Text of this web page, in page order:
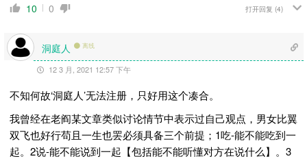
10 0 打开回复 (4)
洞庭人 离线
12 3 月, 2021 12:57 下午
不知何故‘洞庭人’无法注册，只好用这个凑合。
我曾经在老阎某文章类似讨论情节中表示过自己观点，男女比翼
双飞也好行苟且一生也罢必须具备三个前提；1吃-能不能吃到一
起。2说-能不能说到一起【包括能不能听懂对方在说什么】。3